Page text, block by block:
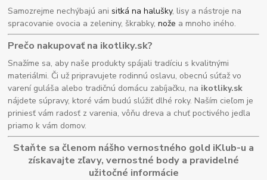
Samozrejme nechýbajú anisitká na halušky, lisy a nástroje na
spracovanie ovocia a zeleniny, škrabky,nože a mnoho iného.
Prečo nakupovať na ikotliky.sk?
Snažíme sa, aby naše produkty spájali tradíciu s kvalitnými
materiálmi. Či už pripravujete rodinnú oslavu, obecnú súťaž vo
varení guláša alebo tradičnú domácu zabíjačku, na ikotliky.sk
nájdete súpravy, ktoré vám budú slúžiť dlhé roky. Naším cieľom je
priniesť vám radosť z varenia, vôňu dreva a chuť poctivého jedla
priamo k vám domov.
Staňte sa členom nášho vernostného gold iKlub-u a
získavajte zľavy, vernostné body a pravidelné
užitočné informácie